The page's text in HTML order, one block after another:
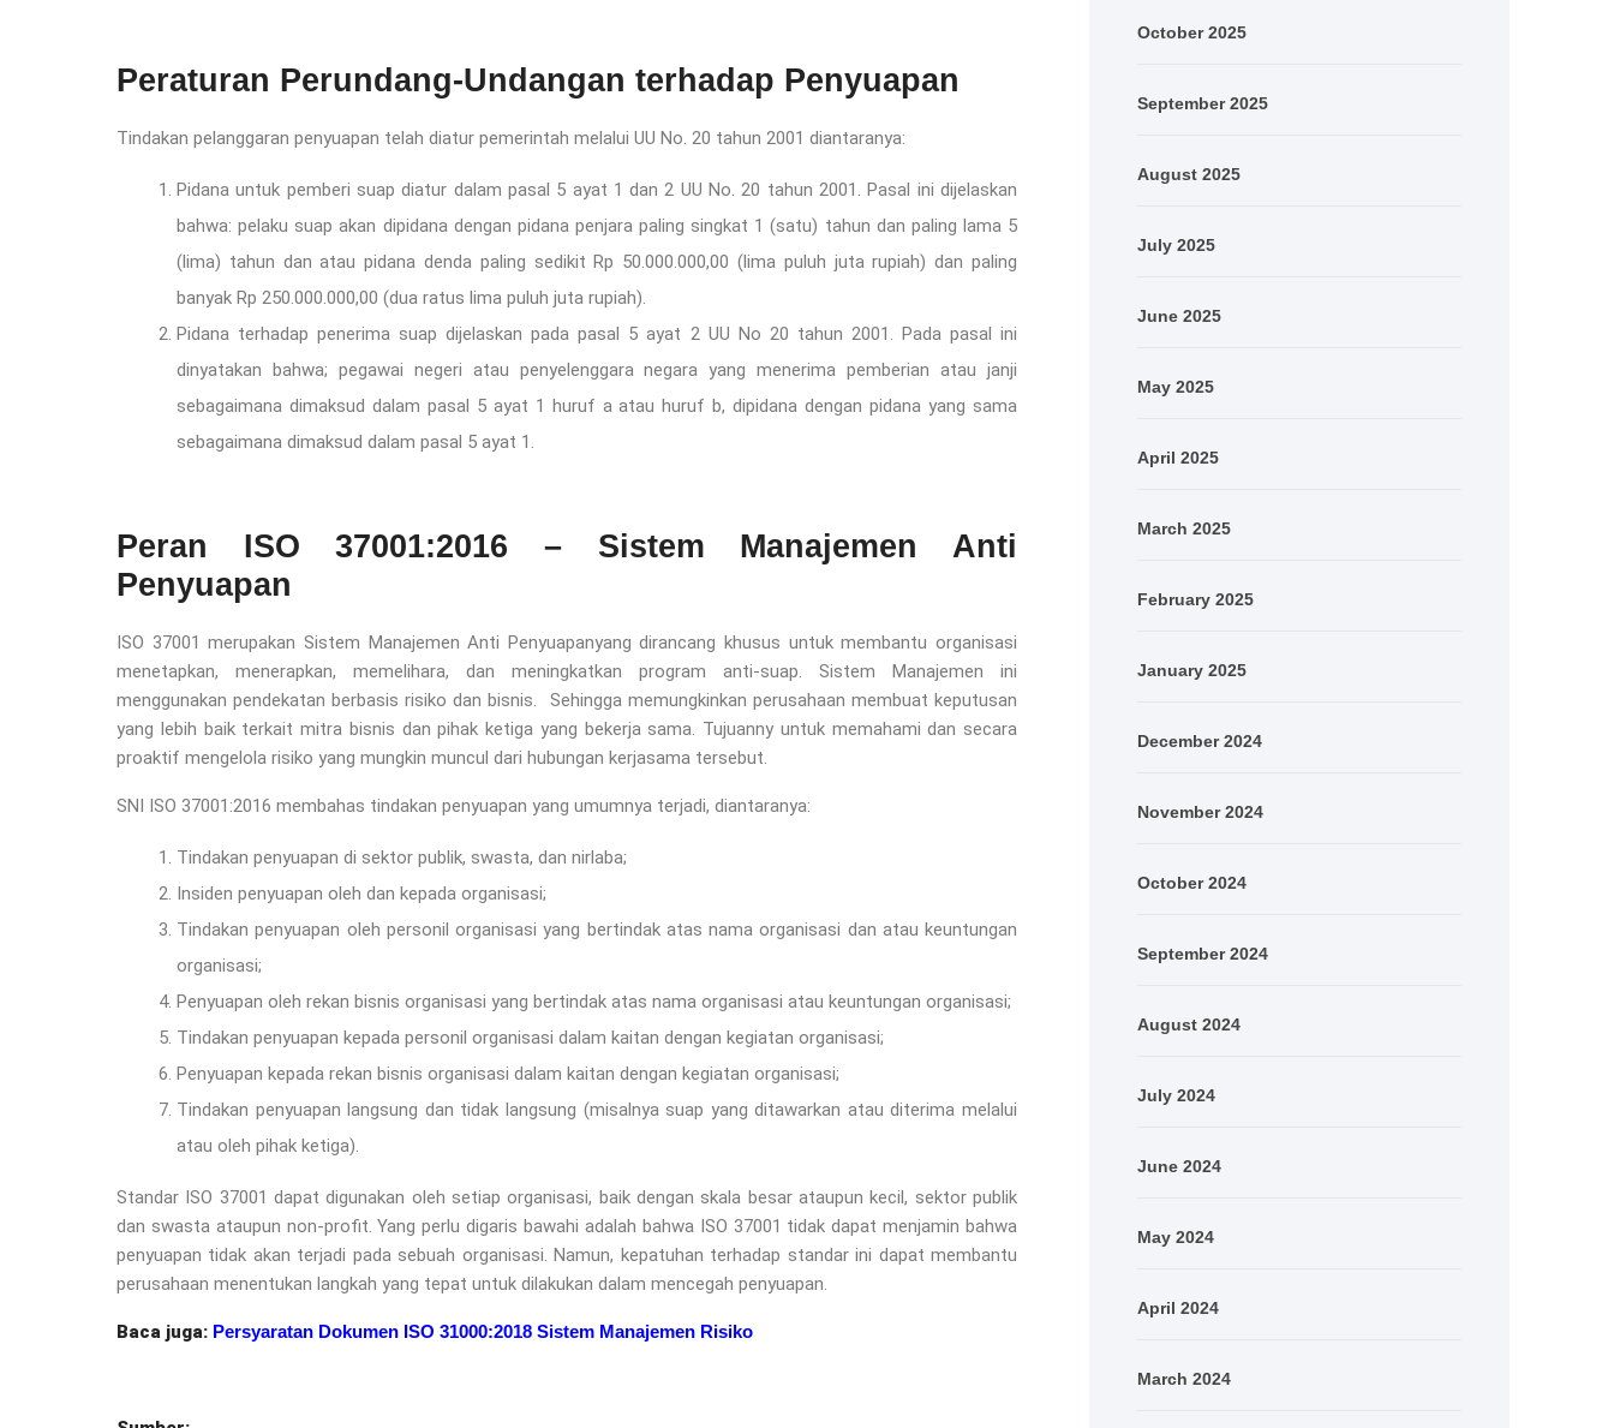
Peraturan Perundang-Undangan terhadap Penyuapan
Tindakan pelanggaran penyuapan telah diatur pemerintah melalui UU No. 20 tahun 2001 diantaranya:
Pidana untuk pemberi suap diatur dalam pasal 5 ayat 1 dan 2 UU No. 20 tahun 2001. Pasal ini dijelaskan
bahwa: pelaku suap akan dipidana dengan pidana penjara paling singkat 1 (satu) tahun dan paling lama 5
(lima) tahun dan atau pidana denda paling sedikit Rp 50.000.000,00 (lima puluh juta rupiah) dan paling
banyak Rp 250.000.000,00 (dua ratus lima puluh juta rupiah).
Pidana terhadap penerima suap dijelaskan pada pasal 5 ayat 2 UU No 20 tahun 2001. Pada pasal ini
dinyatakan bahwa; pegawai negeri atau penyelenggara negara yang menerima pemberian atau janji
sebagaimana dimaksud dalam pasal 5 ayat 1 huruf a atau huruf b, dipidana dengan pidana yang sama
sebagaimana dimaksud dalam pasal 5 ayat 1.
Peran ISO 37001:2016 – Sistem Manajemen Anti
Penyuapan
ISO 37001 merupakan Sistem Manajemen Anti Penyuapanyang dirancang khusus untuk membantu organisasi
menetapkan, menerapkan, memelihara, dan meningkatkan program anti-suap. Sistem Manajemen ini
menggunakan pendekatan berbasis risiko dan bisnis. Sehingga memungkinkan perusahaan membuat keputusan
yang lebih baik terkait mitra bisnis dan pihak ketiga yang bekerja sama. Tujuanny untuk memahami dan secara
proaktif mengelola risiko yang mungkin muncul dari hubungan kerjasama tersebut.
SNI ISO 37001:2016 membahas tindakan penyuapan yang umumnya terjadi, diantaranya:
Tindakan penyuapan di sektor publik, swasta, dan nirlaba;
Insiden penyuapan oleh dan kepada organisasi;
Tindakan penyuapan oleh personil organisasi yang bertindak atas nama organisasi dan atau keuntungan
organisasi;
Penyuapan oleh rekan bisnis organisasi yang bertindak atas nama organisasi atau keuntungan organisasi;
Tindakan penyuapan kepada personil organisasi dalam kaitan dengan kegiatan organisasi;
Penyuapan kepada rekan bisnis organisasi dalam kaitan dengan kegiatan organisasi;
Tindakan penyuapan langsung dan tidak langsung (misalnya suap yang ditawarkan atau diterima melalui
atau oleh pihak ketiga).
Standar ISO 37001 dapat digunakan oleh setiap organisasi, baik dengan skala besar ataupun kecil, sektor publik
dan swasta ataupun non-profit. Yang perlu digaris bawahi adalah bahwa ISO 37001 tidak dapat menjamin bahwa
penyuapan tidak akan terjadi pada sebuah organisasi. Namun, kepatuhan terhadap standar ini dapat membantu
perusahaan menentukan langkah yang tepat untuk dilakukan dalam mencegah penyuapan.
Baca juga: Persyaratan Dokumen ISO 31000:2018 Sistem Manajemen Risiko
October 2025
September 2025
August 2025
July 2025
June 2025
May 2025
April 2025
March 2025
February 2025
January 2025
December 2024
November 2024
October 2024
September 2024
August 2024
July 2024
June 2024
May 2024
April 2024
March 2024